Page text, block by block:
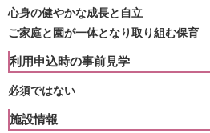
心身の健やかな成長と自立
ご家庭と園が一体となり取り組む保育
利用申込時の事前見学
必須ではない
施設情報